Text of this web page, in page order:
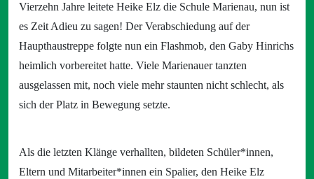
Vierzehn Jahre leitete Heike Elz die Schule Marienau, nun ist
es Zeit Adieu zu sagen! Der Verabschiedung auf der
Haupthaustreppe folgte nun ein Flashmob, den Gaby Hinrichs
heimlich vorbereitet hatte. Viele Marienauer tanzten
ausgelassen mit, noch viele mehr staunten nicht schlecht, als
sich der Platz in Bewegung setzte.
Als die letzten Klänge verhallten, bildeten Schüler*innen,
Eltern und Mitarbeiter*innen ein Spalier, den Heike Elz